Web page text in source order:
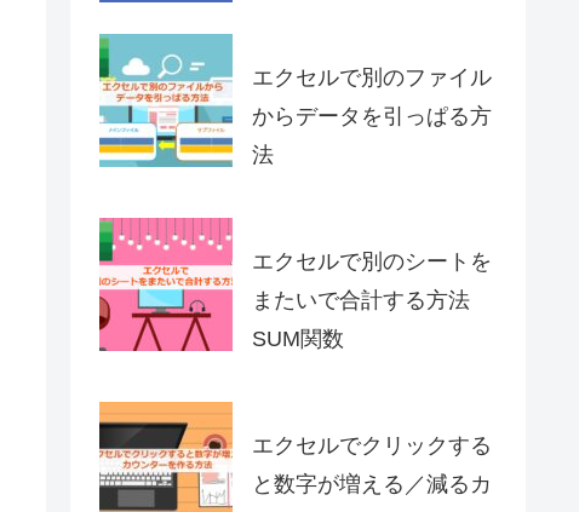
エクセルで別のファイル
からデータを引っぱる方
法
エクセルで別のシートを
またいで合計する方法
SUM関数
エクセルでクリックする
と数字が増える／減るカ